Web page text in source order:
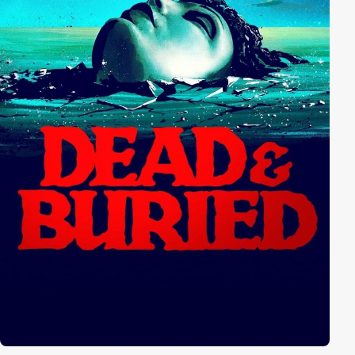
Bewohner einen Artikel schreiben. Das will sich
allerdings niemand so einfach gefallen lassen…